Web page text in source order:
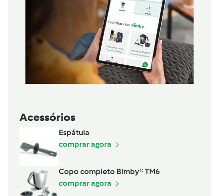
Acessórios
Espátula
comprar agora
Copo completo Bimby® TM6
comprar agora